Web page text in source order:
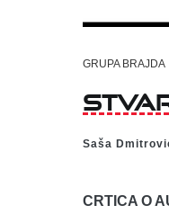
GRUPA BRAJDA
Saša
CRTICA O